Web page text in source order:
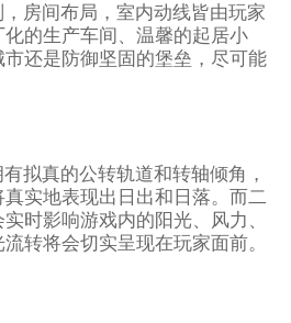
房间布局，室内动线皆由玩家
的生产车间、温馨的起居小
还是防御坚固的堡垒，尽可能
拟真的公转轨道和转轴倾角，
实地表现出日出和日落。而二
时影响游戏内的阳光、风力、
转将会切实呈现在玩家面前。